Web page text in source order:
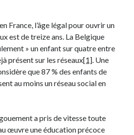
France, l’âge légal pour ouvrir un
est de treize ans. La Belgique
» un enfant sur quatre entre
présent sur les réseaux[1]. Une
que 87 % des enfants de
au moins un réseau social en
a pris de vitesse toute
œuvre une éducation précoce